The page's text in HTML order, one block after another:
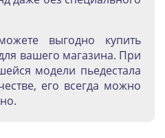
выгодно купить
вашего магазина. При
модели пьедестала
его всегда можно